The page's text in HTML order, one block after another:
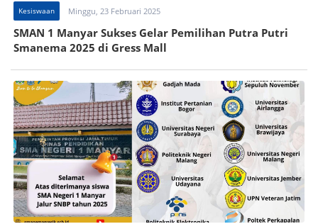
Kesiswaan Minggu, 23 Februari 2025
SMAN 1 Manyar Sukses Gelar Pemilihan Putra Putri
Smanema 2025 di Gress Mall